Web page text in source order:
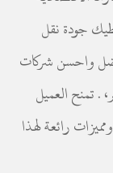
جودة نقل
واحسن شركات
تمنح العميل
رائعة لهذا